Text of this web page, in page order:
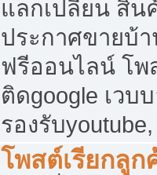
แลกเปลี่ยน สิน
ประกาศขายบ้
ฟรีออนไลน์ โพ
ติดgoogle เวบ
รองรับ
โพสต์เรียกลูก